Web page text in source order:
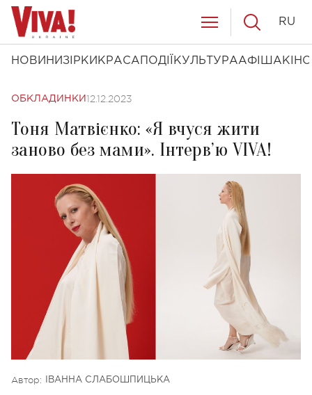
НОВИНИ ЗІРКИ КРАСА ПОДІЇ КУЛЬТУРААФІША КІНО
RU
ОБКЛАДИНКИ 12.12.2023
Тоня Матвієнко: «Я вчуся жити
заново без мами». Інтерв’ю VIVA!
Автор: ІВАННА СЛАБОШПИЦЬКА